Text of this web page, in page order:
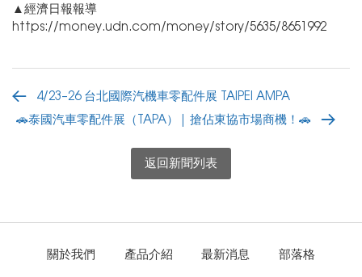
▲經濟日報報導
https://money.udn.com/money/story/5635/8651992
4/23–26 台北國際汽機車零配件展 TAIPEI AMPA
🚗泰國汽車零配件展（TAPA）| 搶佔東協市場商機！🚗
返回新聞列表
關於我們 產品介紹 最新消息 部落格